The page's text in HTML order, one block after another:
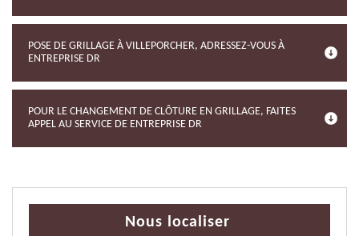
POSE DE GRILLAGE À VILLEPORCHER, ADRESSEZ-VOUS À
ENTREPRISE DR
POUR LE CHANGEMENT DE CLÔTURE EN GRILLAGE, FAITES
APPEL AU SERVICE DE ENTREPRISE DR
Nous localiser